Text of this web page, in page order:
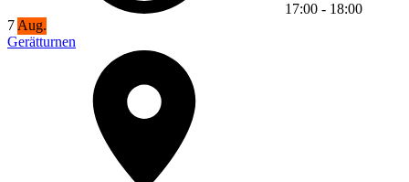
17:00 - 18:00
7Aug.
Gerätturnen